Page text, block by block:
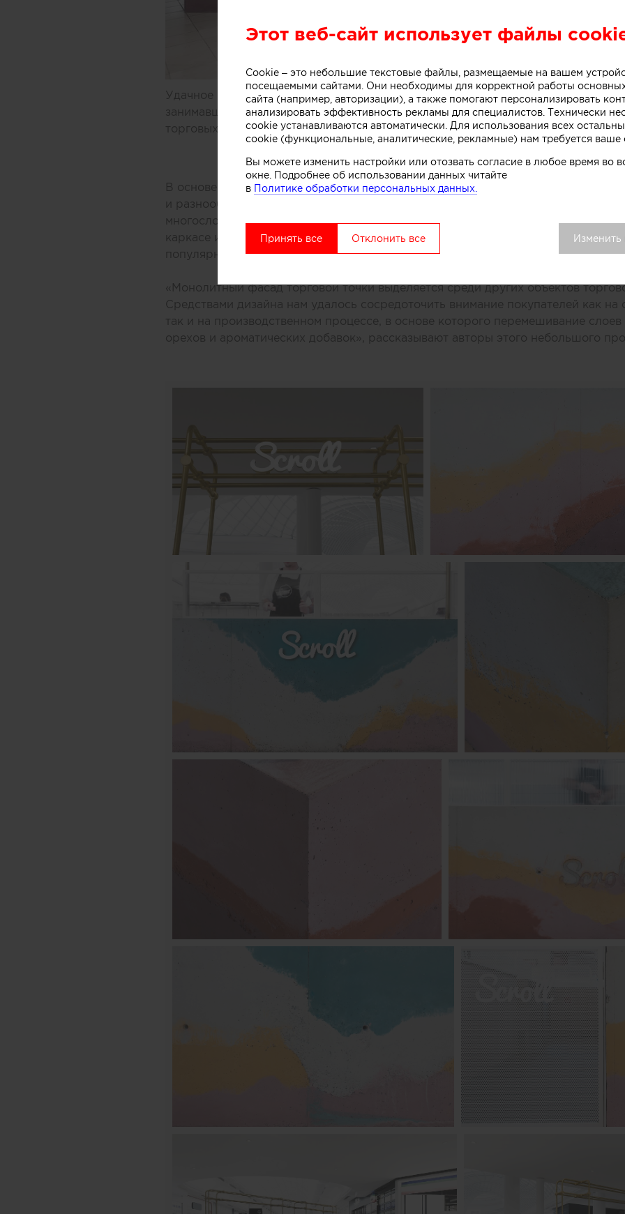
Удачное решение предложили специалисты бюро One Design Office и Studio
занимавшиеся дизайном небольшого магазина мороженого, расположенного в
торговых центров Мельбурна (Австралия).
В основе концепции массивной стойки лежит образ емкости с несколькими
и разнообразных добавок. Технически замысел был реализован при помощи
многослойной заливки тонированного бетона. Логотип магазина мороженого
каркасе из медных трубок, символизирующих систему охлаждения в автоматах
популярного ледяного лакомства.
«Монолитный фасад торговой точки выделяется среди других объектов
Средствами дизайна нам удалось сосредоточить внимание покупателей как на
так и на производственном процессе, в основе которого перемешивание слоев
орехов и ароматических добавок», рассказывают авторы этого небольшого
Этот веб-сайт использует файлы
Cookie – это небольшие текстовые файлы, размещаемые на вашем
посещаемыми сайтами. Они необходимы для корректной работы
сайта (например, авторизации), а также помогают персонализировать
анализировать эффективность рекламы для специалистов. Технически
cookie устанавливаются автоматически. Для использования всех
cookie (функциональные, аналитические, рекламные) нам требуется ваше
Вы можете изменить настройки или отозвать согласие в любое время во
окне. Подробнее об использовании данных читайте
в Политике обработки персональных данных.
Принять все Отклонить все Изменить